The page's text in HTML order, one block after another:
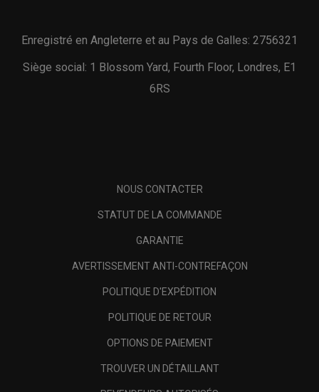
Enregistré en Angleterre et au Pays de Galles: 2756321
Siège social: 1 Blossom Yard, Fourth Floor, Londres, E1
6RS
NOUS CONTACTER
STATUT DE LA COMMANDE
GARANTIE
AVERTISSEMENT ANTI-CONTREFAÇON
POLITIQUE D'EXPÉDITION
POLITIQUE DE RETOUR
OPTIONS DE PAIEMENT
TROUVER UN DÉTAILLANT